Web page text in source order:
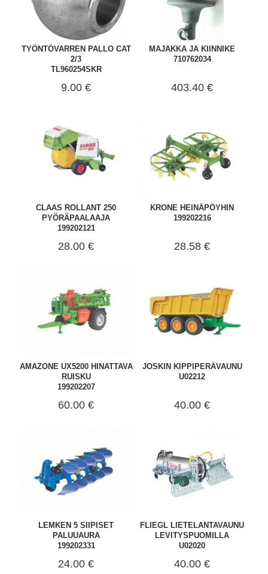
TYÖNTÖVARREN PALLO CAT
2/3
TL960254SKR
9.00 €
MAJAKKA JA KIINNIKE
710762034
403.40 €
CLAAS ROLLANT 250
PYÖRÄPAALAAJA
199202121
28.00 €
KRONE HEINÄPÖYHIN
199202216
28.58 €
AMAZONE UX5200 HINATTAVA
RUISKU
199202207
60.00 €
JOSKIN KIPPIPERÄVAUNU
U02212
40.00 €
LEMKEN 5 SIIPISET
PALUUAURA
199202331
24.00 €
FLIEGL LIETELANTAVAUNU
LEVITYSPUOMILLA
U02020
40.00 €